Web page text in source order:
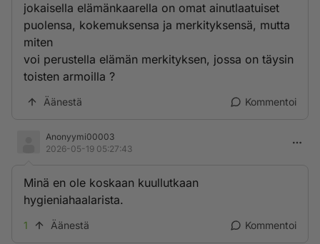
jokaisella elämänkaarella on omat ainutlaatuiset
puolensa, kokemuksensa ja merkityksensä, mutta
miten
voi perustella elämän merkityksen, jossa on täysin
toisten armoilla ?
Äänestä Kommentoi
Anonyymi00003
2026-05-19 05:27:43
Minä en ole koskaan kuullutkaan
hygieniahaalarista.
1 Äänestä Kommentoi